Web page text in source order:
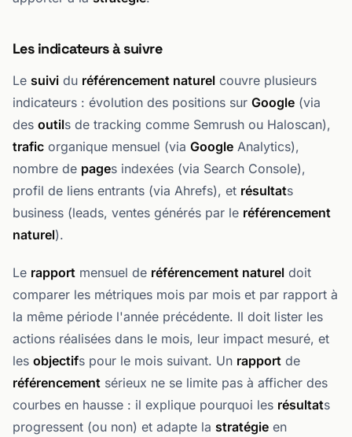
Les indicateurs à suivre
Le suivi du référencement naturel couvre plusieurs
indicateurs : évolution des positions sur Google (via
des outils de tracking comme Semrush ou Haloscan),
trafic organique mensuel (via Google Analytics),
nombre de pages indexées (via Search Console),
profil de liens entrants (via Ahrefs), et résultats
business (leads, ventes générés par le référencement
naturel).
Le rapport mensuel de référencement naturel doit
comparer les métriques mois par mois et par rapport à
la même période l'année précédente. Il doit lister les
actions réalisées dans le mois, leur impact mesuré, et
les objectifs pour le mois suivant. Un rapport de
référencement sérieux ne se limite pas à afficher des
courbes en hausse : il explique pourquoi les résultats
progressent (ou non) et adapte la stratégie en